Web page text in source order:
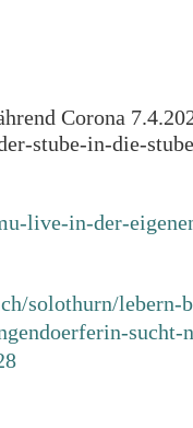
Corona
stube-in-die-
live-in-der-
solothurn/lebern-
sucht-